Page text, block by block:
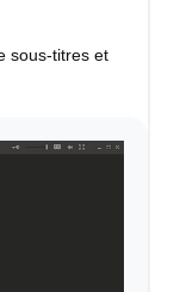
sous-titres et